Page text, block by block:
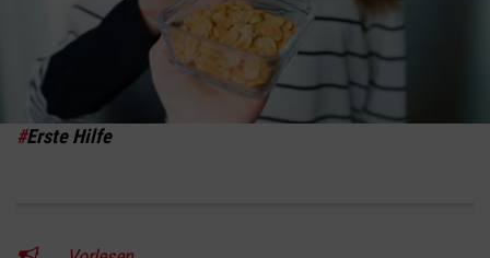
#Erste Hilfe